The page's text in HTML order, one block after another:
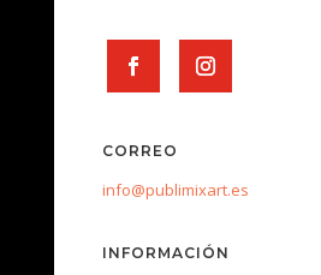
CORREO
info@publimixart.es
INFORMACIÓN